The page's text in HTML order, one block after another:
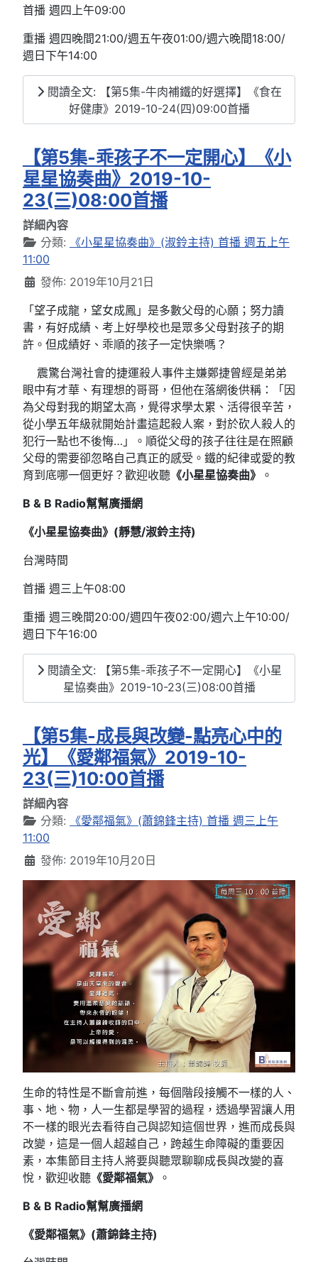
首播 週四上午09:00
重播 週四晚間21:00/週五午夜01:00/週六晚間18:00/
週日下午14:00
閱讀全文: 【第5集-牛肉補鐵的好選擇】《食在
好健康》2019-10-24(四)09:00首播
【第5集-乖孩子不一定開心】《小
星星協奏曲》2019-10-
23(三)08:00首播
詳細內容
分類:
《小星星協奏曲》(淑鈴主持) 首播 週五上午
11:00
發佈: 2019年10月21日
「望子成龍，望女成鳳」是多數父母的心願；努力讀
書，有好成績、考上好學校也是眾多父母對孩子的期
許。但成績好、乖順的孩子一定快樂嗎？
震驚台灣社會的捷運殺人事件主嫌鄭捷曾經是弟弟
眼中有才華、有理想的哥哥，但他在落網後供稱：「因
為父母對我的期望太高，覺得求學太累、活得很辛苦，
從小學五年級就開始計畫這起殺人案，對於砍人殺人的
犯行一點也不後悔…」。順從父母的孩子往往是在照顧
父母的需要卻忽略自己真正的感受。鐵的紀律或愛的教
育到底哪一個更好？歡迎收聽 《小星星協奏曲》
。
B & B Radio幫幫廣播網
《小星星協奏曲》(靜慧/淑鈴主持)
台灣時間
首播 週三上午08:00
重播 週三晚間20:00/週四午夜02:00/週六上午10:00/
週日下午16:00
閱讀全文: 【第5集-乖孩子不一定開心】《小星
星協奏曲》2019-10-23(三)08:00首播
【第5集-成長與改變-點亮心中的
光】《愛鄰福氣》2019-10-
23(三)10:00首播
詳細內容
分類:
《愛鄰福氣》(蕭錦鋒主持) 首播 週三上午
11:00
發佈: 2019年10月20日
生命的特性是不斷會前進，每個階段接觸不一樣的人、
事、地、物，人一生都是學習的過程，透過學習讓人用
不一樣的眼光去看待自己與認知這個世界，進而成長與
改變，這是一個人超越自己，跨越生命障礙的重要因
素，本集節目主持人將要與聽眾聊聊成長與改變的喜
悅，歡迎收聽 《愛鄰福氣》
。
B & B Radio幫幫廣播網
《愛鄰福氣》(蕭錦鋒主持)